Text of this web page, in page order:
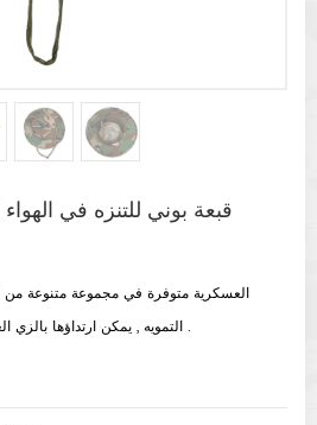
قبعة بوني للتنزه في
قبعة boonie العسكرية متوفرة في مجموعة متنوعة من
التمويه , يمكن ارتداؤها بالزي العسكري. أيام ولضمان نوبة آمنة .